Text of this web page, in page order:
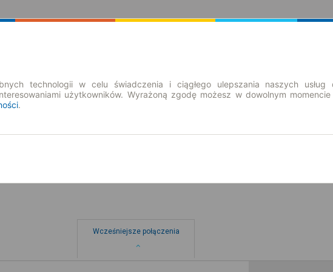
Wcześniejsze połączenia
technologii w celu świadczenia i ciągłego ulepszania naszych usług
użytkowników. Wyrażoną zgodę możesz w dowolnym
.